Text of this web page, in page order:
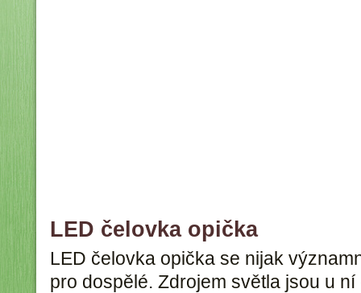
LED čelovka opička
LED čelovka opička se nijak
pro dospělé. Zdrojem světla jsou u